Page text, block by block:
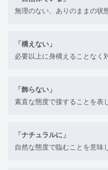
無理のない、ありのままの状
「構えない」
必要以上に身構えることなく
「飾らない」
素直な態度で接することを表
「ナチュラルに」
自然な態度で臨むことを意味